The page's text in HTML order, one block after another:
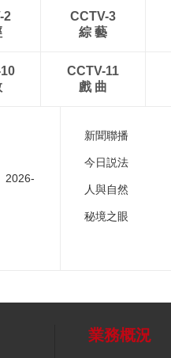
2
CCTV-3
綜 藝
CCTV-11
戲 曲
2026-
新聞聯播
今日説法
人與自然
秘境之眼
業務概況